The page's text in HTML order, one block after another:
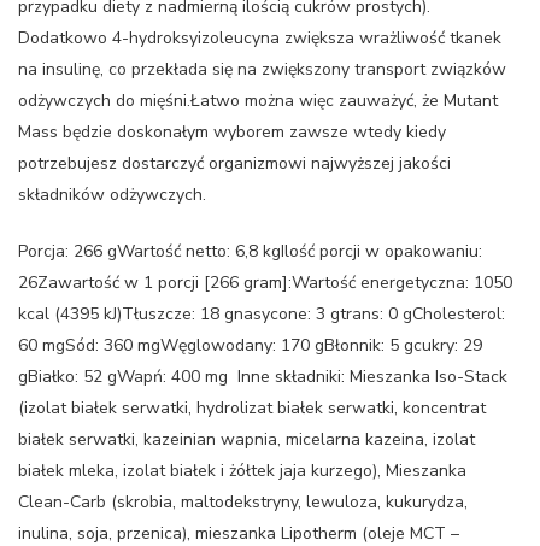
przypadku diety z nadmierną ilością cukrów prostych).
Dodatkowo 4-hydroksyizoleucyna zwiększa wrażliwość tkanek
na insulinę, co przekłada się na zwiększony transport związków
odżywczych do mięśni.Łatwo można więc zauważyć, że Mutant
Mass będzie doskonałym wyborem zawsze wtedy kiedy
potrzebujesz dostarczyć organizmowi najwyższej jakości
składników odżywczych.
Porcja: 266 gWartość netto: 6,8 kgIlość porcji w opakowaniu:
26Zawartość w 1 porcji [266 gram]:Wartość energetyczna: 1050
kcal (4395 kJ)Tłuszcze: 18 gnasycone: 3 gtrans: 0 gCholesterol:
60 mgSód: 360 mgWęglowodany: 170 gBłonnik: 5 gcukry: 29
gBiałko: 52 gWapń: 400 mg Inne składniki: Mieszanka Iso-Stack
(izolat białek serwatki, hydrolizat białek serwatki, koncentrat
białek serwatki, kazeinian wapnia, micelarna kazeina, izolat
białek mleka, izolat białek i żółtek jaja kurzego), Mieszanka
Clean-Carb (skrobia, maltodekstryny, lewuloza, kukurydza,
inulina, soja, przenica), mieszanka Lipotherm (oleje MCT –